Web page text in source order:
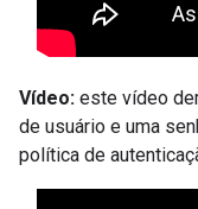
Vídeo: este vídeo
de usuário e uma
política de